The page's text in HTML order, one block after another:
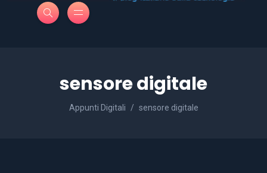
sensore digitale
Appunti Digitali sensore digitale